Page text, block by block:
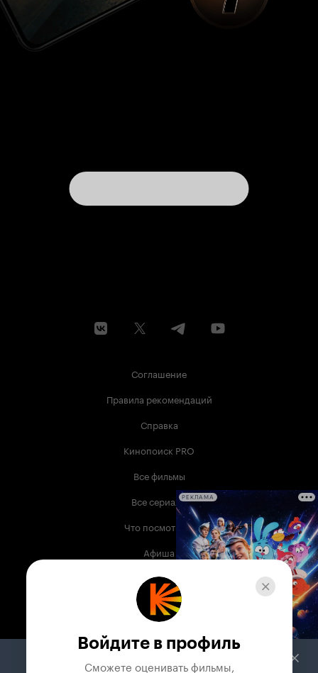
Соглашение
Правила рекомендаций
Справка
Кинопоиск PRO
Все фильмы
Все сериалы
Что посмотреть
Афиша
Музыка
Телепрограмма
Служба поддержки
РЕКЛАМА
Войдите в профиль
Сможете оценивать фильмы,